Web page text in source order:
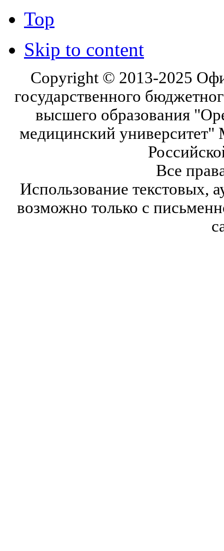
Top
Skip to content
Copyright © 2013-2025
государственного
высшего образования
медицинский университет"
Все
Использование текстовых,
возможно только с